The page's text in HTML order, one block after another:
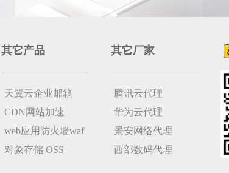
其它产品
天翼云企业邮箱
CDN网站加速
web应用防火墙waf
对象存储 OSS
其它厂家
腾讯云代理
华为云代理
景安网络代理
西部数码代理